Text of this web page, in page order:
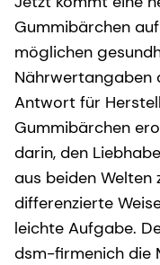
Gummibärchen
möglichen
Nährwertangaben
Antwort für
Gummibärchen
darin, den
aus beiden
differenzierte
leichte Aufgabe.
dsm-firmenich die